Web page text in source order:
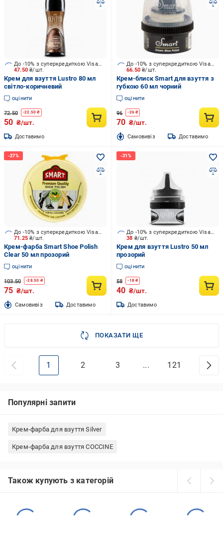
47.50₴/шт.
До -10% з суперкредиткою Visa Вигода
Крем для взуття Lustro 80 мл
світло-коричневий
оцінити
72.50 -22.50 ₴
50 ₴/шт.
Доставимо
66.50₴/шт.
До -10% з суперкредиткою Visa Вигода
Крем-блиск Smart для взуття з
губкою 60 мл чорний
оцінити
96 -26₴
70 ₴/шт.
Cамовивіз Доставимо
71.25₴/шт.
До -10% з суперкредиткою Visa Вигода
Крем-фарба Smart Shoe Polish
Clear 50 мл прозорий
оцінити
103.50 -28.50 ₴
75 ₴/шт.
Cамовивіз Доставимо
38 ₴/шт.
До -10% з суперкредиткою Visa Вигода
Крем для взуття Lustro 50 мл
прозорий
оцінити
58 -18₴
40 ₴/шт.
Доставимо
ПОКАЗАТИ ЩЕ
1 2 3 ... 121
Популярні запити
Крем-фарба для взуття Silver
Крем-фарба для взуття COCCINE
Також купують з категорій